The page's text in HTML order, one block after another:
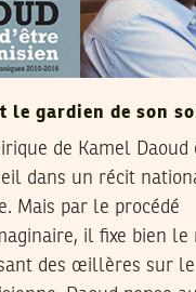
le gardien de son
de Kamel Daoud
dans un récit
Mais par le procédé
il fixe bien le
des œillères sur